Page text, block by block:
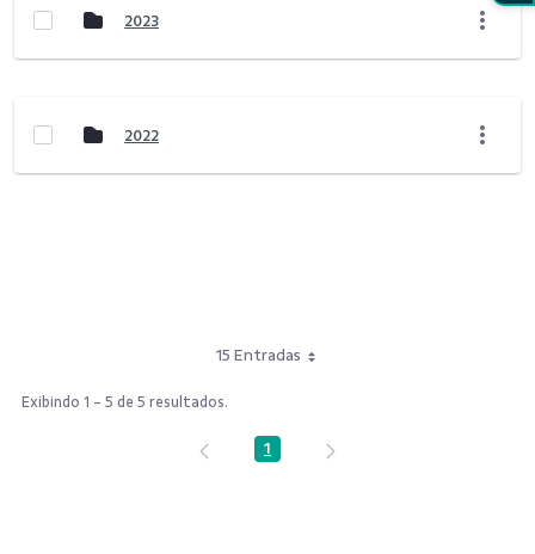
2023
2022
15 Entradas
Exibindo 1 - 5 de 5 resultados.
Página
1